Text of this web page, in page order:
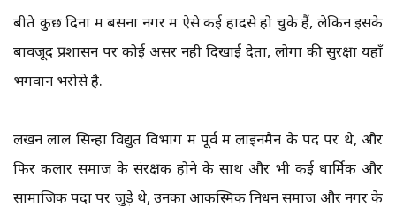
बीते कुछ दिनों में बसना नगर में ऐसे कई हादसे हो चुके हैं, लेकिन इसके
बावजूद प्रशासन पर कोई असर नही दिखाई देता, लोगों की सुरक्षा यहाँ
भगवान भरोसे है.
लखन लाल सिन्हा विद्युत विभाग में पूर्व में लाइनमैन के पद पर थे, और
फिर कलार समाज के संरक्षक होने के साथ और भी कई धार्मिक और
सामाजिक पदों पर जुड़े थे, उनका आकस्मिक निधन समाज और नगर के